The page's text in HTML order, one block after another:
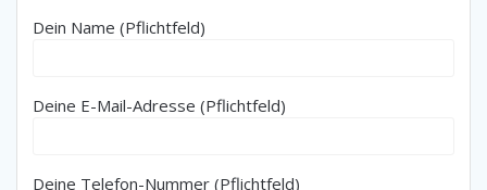
Dein Name (Pflichtfeld)
Deine E-Mail-Adresse (Pflichtfeld)
Deine Telefon-Nummer (Pflichtfeld)